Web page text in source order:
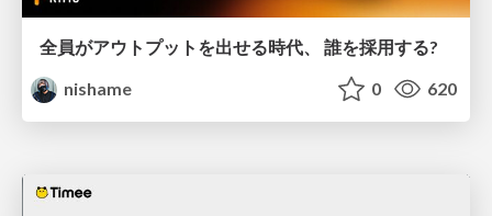
全員がアウトプットを出せる時代、 誰を採用する?
nishame
0 620